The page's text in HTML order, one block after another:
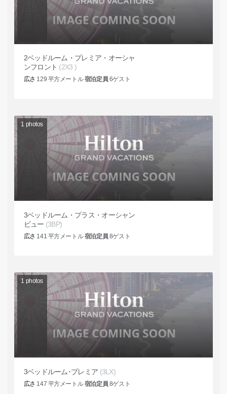
2ベッドルーム・プレミア・オーシャ
ンフロント (2X3 )
広さ 129 平方メートル宿泊定員 6ゲスト
1 photos
3ベッドルーム・プラス・オーシャン
ビュー (3BP)
広さ 141 平方メートル宿泊定員 8ゲスト
1 photos
3ベッドルーム･プレミア (3LX)
広さ 147 平方メートル宿泊定員 8ゲスト